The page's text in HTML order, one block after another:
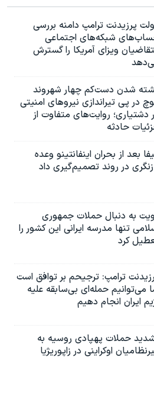
پرزیدنت ترامپ دامنه بررسی
شبکه‌های اجتماعی
ویزای آمریکا را گسترش
شدن دست‌کم چهار شهروند
در پی تیراندازی نیروهای امنیتی
دشتیاری؛ روایت‌های متفاوت از
حادثه
بعد از بحران اینفانتینو وعده
در روند تصمیم‌گیری داد
به دنبال حملات جمهوری
تنها مدرسه ایرانی این کشور را
کرد
ترامپ: ترجیحم بر توافق است
می‌توانیم حمله‌ای بی‌سابقه علیه
ایران انجام دهیم
حملات پهپادی روسیه به
اوکراینی در زاپوریژیا